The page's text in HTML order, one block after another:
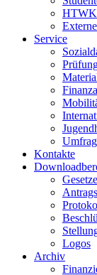
Service
Kontakte
Logos
Archiv